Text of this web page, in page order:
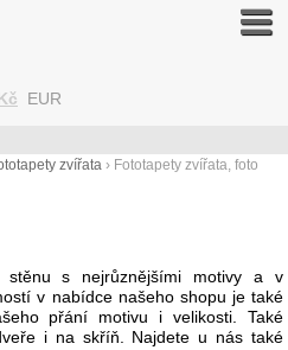
zvířata › Fototapety zvířata, foto
stěnu s nejrůznějšími motivy a v
v nabídce našeho shopu je také
přání motivu i velikosti. Také
i na skříň. Najdete u nás také
Kč EUR